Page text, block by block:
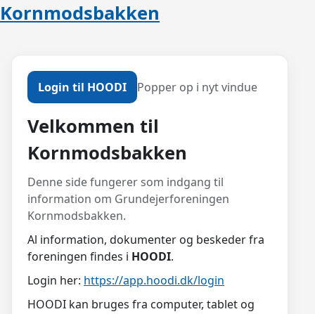
Kornmodsbakken
Login til HOODI Popper op i nyt vindue
Velkommen til
Kornmodsbakken
Denne side fungerer som indgang til
information om Grundejerforeningen
Kornmodsbakken.
Al information, dokumenter og beskeder fra
foreningen findes i HOODI.
Login her: https://app.hoodi.dk/login
HOODI kan bruges fra computer, tablet og